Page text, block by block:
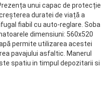
unui capac de protecție
duratei de viață a
fiabil cu auto-reglare. Soba
dimensiuni: 560x520
permite utilizarea acestei
pavajului asfaltic. Manerul
spatiu in timpul depozitarii si